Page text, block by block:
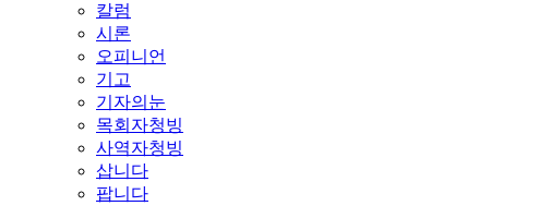
칼럼
시론
오피니언
기고
기자의눈
목회자청빙
사역자청빙
삽니다
팝니다